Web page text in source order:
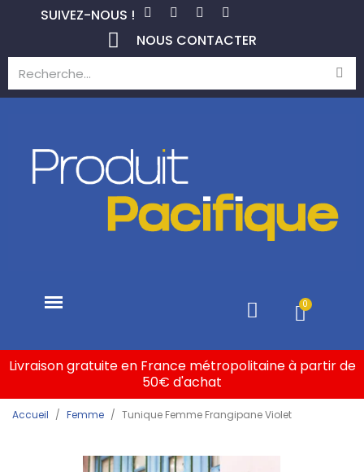
SUIVEZ-NOUS !
NOUS CONTACTER
Livraison gratuite en France métropolitaine à partir de
50€ d'achat
Accueil Femme Tunique Femme Frangipane Violet